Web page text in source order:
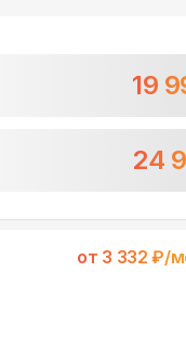
19
24
от 3 332 ₽/